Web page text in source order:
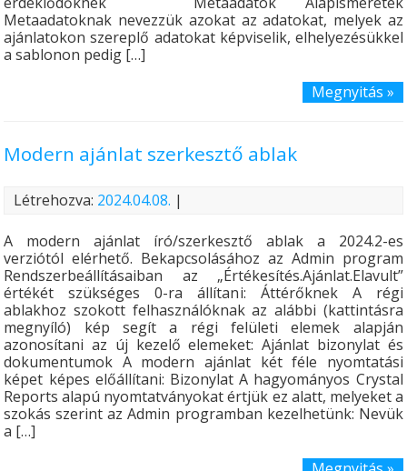
Metaadatoknak nevezzük azokat az adatokat, melyek az
ajánlatokon szereplő adatokat képviselik, elhelyezésükkel
a sablonon pedig […]
Megnyitás »
Modern ajánlat szerkesztő ablak
Létrehozva: 2024.04.08. |
A modern ajánlat író/szerkesztő ablak a 2024.2-es
verziótól elérhető. Bekapcsolásához az Admin program
Rendszerbeállításaiban az „Értékesítés.Ajánlat.Elavult”
értékét szükséges 0-ra állítani: Áttérőknek A régi
ablakhoz szokott felhasználóknak az alábbi (kattintásra
megnyíló) kép segít a régi felületi elemek alapján
azonosítani az új kezelő elemeket: Ajánlat bizonylat és
dokumentumok A modern ajánlat két féle nyomtatási
képet képes előállítani: Bizonylat A hagyományos Crystal
Reports alapú nyomtatványokat értjük ez alatt, melyeket a
szokás szerint az Admin programban kezelhetünk: Nevük
a […]